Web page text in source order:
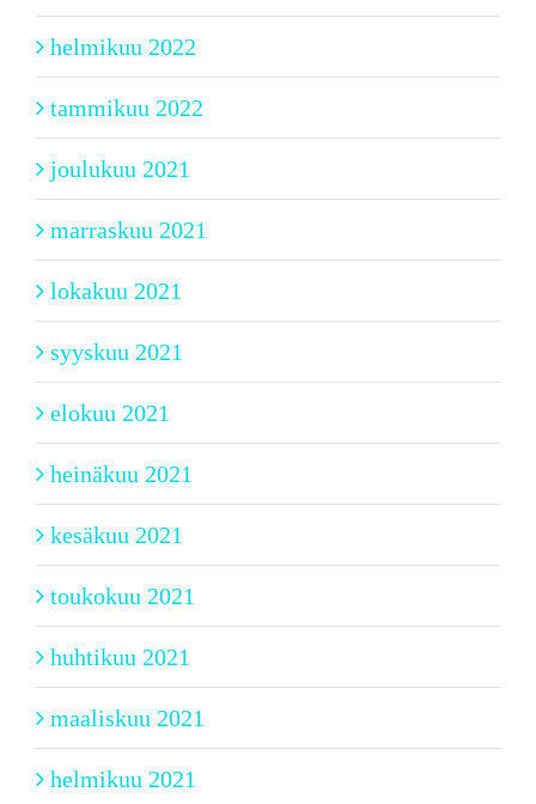
helmikuu 2022
tammikuu 2022
joulukuu 2021
marraskuu 2021
lokakuu 2021
syyskuu 2021
elokuu 2021
heinäkuu 2021
kesäkuu 2021
toukokuu 2021
huhtikuu 2021
maaliskuu 2021
helmikuu 2021